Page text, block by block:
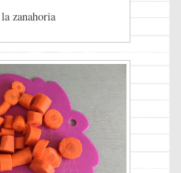
zanahoria